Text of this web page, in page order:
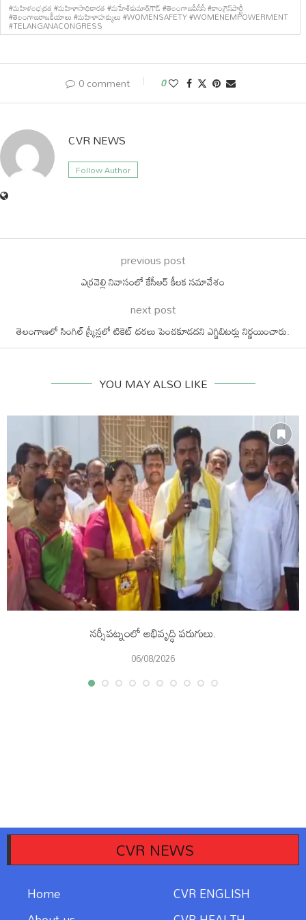
#మహిళలభద్రత #మహిళాసాధికారత #మహేశ్‌కుమార్‌గౌడ్ #తెలంగాణపీసీసీ #కాంగ్రెస్‌పార్టీ
#తెలంగాణరాజకీయాలు #మహిళాహక్కులు #WOMENSAFETY #WOMENEMPOWERMENT
#TELANGANACONGRESS
0 comment 0
CVR NEWS
Follow Author
previous post
ఎర్రవెల్లి నివాసంలో కేసీఆర్ కీలక సమావేశం
next post
తెలంగాణలో సింగిల్‌ స్క్రీన్లలో టికెట్‌ ధరలు పెంచకూడదని ఎగ్జిబిటర్లు నిర్ణయించారు.
YOU MAY ALSO LIKE
నర్సీపట్నంలో అభివృద్ధి పరుగులు.
06/08/2026
CVR NEWS
Home
CVR ENGLISH